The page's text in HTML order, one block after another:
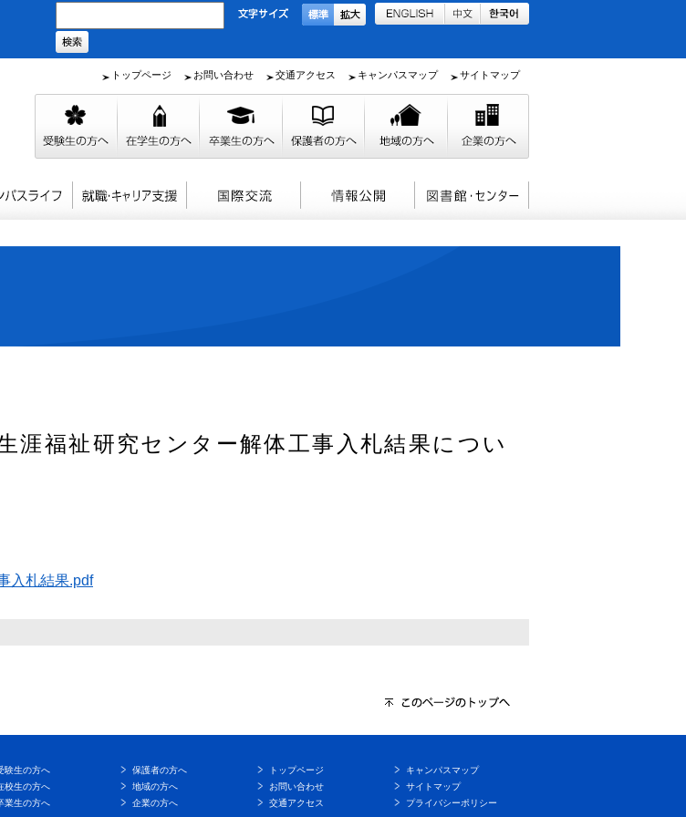
トップページ お問い合わせ 交通アクセス キャンパスマップ サイトマップ
涯福祉研究センター解体工事入札結果につい
入札結果.pdf
験生の方へ
校生の方へ
業生の方へ
保護者の方へ
地域の方へ
企業の方へ
トップページ
お問い合わせ
交通アクセス
キャンパスマップ
サイトマップ
プライバシーポリシー